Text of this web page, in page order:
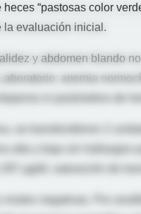
“pastosas color
la evaluación inicial.
y abdomen blando
anemia
se transfundieron 2
alta y baja sin
µg/dl, saturación de
negativas. Por